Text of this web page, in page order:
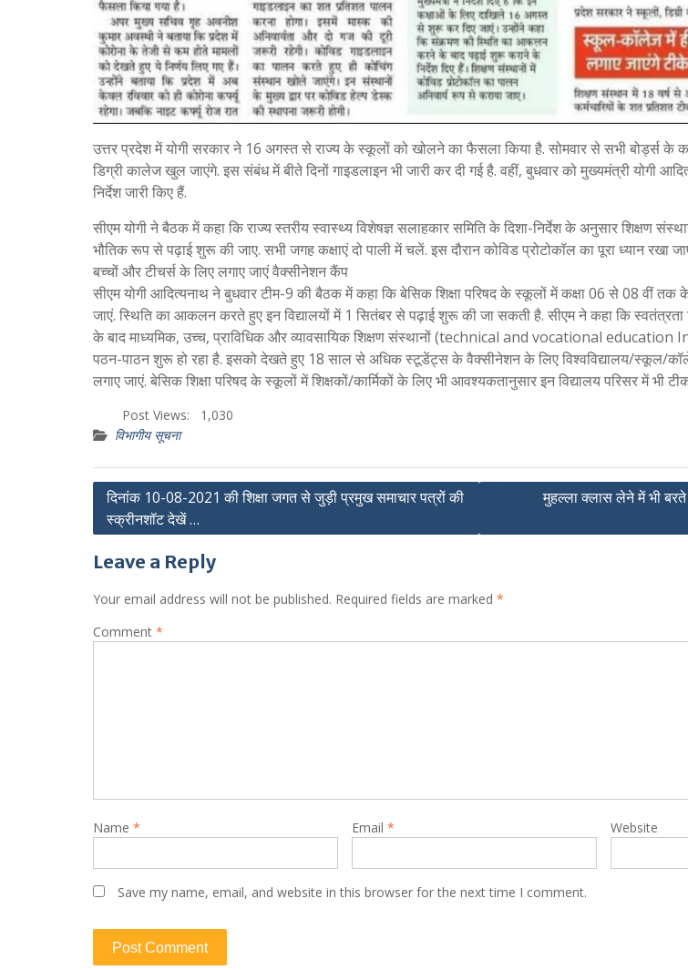
उत्तर प्रदेश में योगी सरकार ने 16 अगस्त से राज्य के स्कूलों को खोलने का फैसला किया है. सोमवार से सभी बोर्ड्स के
डिग्री कालेज खुल जाएंगे. इस संबंध में बीते दिनों गाइडलाइन भी जारी कर दी गई है. वहीं, बुधवार को मुख्यमंत्री योगी
निर्देश जारी किए हैं.
सीएम योगी ने बैठक में कहा कि राज्य स्तरीय स्वास्थ्य विशेषज्ञ सलाहकार समिति के दिशा-निर्देश के अनुसार शिक्षण
भौतिक रूप से पढ़ाई शुरू की जाए. सभी जगह कक्षाएं दो पाली में चलें. इस दौरान कोविड प्रोटोकॉल का पूरा ध्यान रखा
बच्चों और टीचर्स के लिए लगाए जाएं वैक्सीनेशन कैंप
सीएम योगी आदित्यनाथ ने बुधवार टीम-9 की बैठक में कहा कि बेसिक शिक्षा परिषद के स्कूलों में कक्षा 06 से 08 वीं
जाएं. स्थिति का आकलन करते हुए इन विद्यालयों में 1 सितंबर से पढ़ाई शुरू की जा सकती है. सीएम ने कहा कि
के बाद माध्यमिक, उच्च, प्राविधिक और व्यावसायिक शिक्षण संस्थानों (technical and vocational
पठन-पाठन शुरू हो रहा है. इसको देखते हुए 18 साल से अधिक स्टूडेंट्स के वैक्सीनेशन के लिए विश्वविद्यालय/स्कूल/
लगाए जाएं. बेसिक शिक्षा परिषद के स्कूलों में शिक्षकों/कार्मिकों के लिए भी आवश्यकतानुसार इन विद्यालय परिसर में भी
Post Views:
1,030
विभागीय सूचना
Post
navigation
दिनांक 10-08-2021 की शिक्षा जगत से जुड़ी प्रमुख समाचार पत्रों की
स्क्रीनशॉट देखें …
मुहल्ला क्लास लेने में भी बरते
Leave a Reply
Your email address will not be published. Required fields are marked *
Comment *
Name * Email * Website
Save my name, email, and website in this browser for the next time I comment.